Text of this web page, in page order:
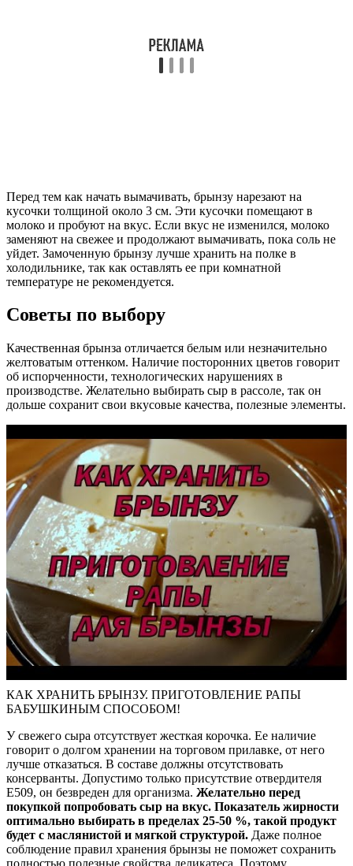
Перед тем как начать вымачивать, брынзу нарезают на
кусочки толщиной около 3 см. Эти кусочки помещают в
молоко и пробуют на вкус. Если вкус не изменился, молоко
заменяют на свежее и продолжают вымачивать, пока соль не
уйдет. Замоченную брынзу лучше хранить на полке в
холодильнике, так как оставлять ее при комнатной
температуре не рекомендуется.
Советы по выбору
Качественная брынза отличается белым или незначительно
желтоватым оттенком. Наличие посторонних цветов говорит
об испорченности, технологических нарушениях в
производстве. Желательно выбирать сыр в рассоле, так он
дольше сохранит свои вкусовые качества, полезные элементы.
КАК ХРАНИТЬ БРЫНЗУ. ПРИГОТОВЛЕНИЕ РАПЫ
БАБУШКИНЫМ СПОСОБОМ!
У свежего сыра отсутствует жесткая корочка. Ее наличие
говорит о долгом хранении на торговом прилавке, от него
лучше отказаться. В составе должны отсутствовать
консерванты. Допустимо только присутствие отвердителя
Е509, он безвреден для организма. Желательно перед
покупкой попробовать сыр на вкус. Показатель жирности
оптимально выбирать в пределах 25-50 %, такой продукт
будет с маслянистой и мягкой структурой. Даже полное
соблюдение правил хранения брынзы не поможет сохранить